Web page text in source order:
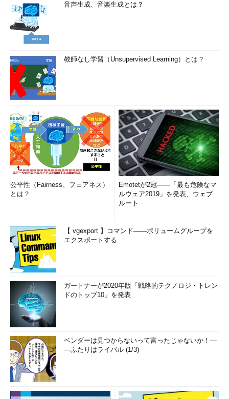
音声生成、音楽生成とは？
教師なし学習（Unsupervised Learning）とは？
公平性（Fairness、フェアネス）
とは？
Emotetが2冠――「最も危険なマ
ルウェア2019」を発表、ウェブ
ルート
【 vgexport 】コマンド――ボリュームグループを
エクスポートする
ガートナーが2020年版「戦略的テクノロジ・トレン
ドのトップ10」を発表
ベンダーは見つからないって言ったじゃないか！―
―ふたりはライバル (1/3)